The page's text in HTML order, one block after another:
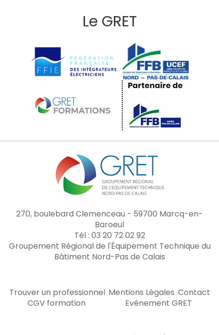
Le GRET
270, boulebard Clemenceau - 59700 Marcq-en-
Baroeul
Tél : 03 20 72 02 92
Groupement Régional de l'Équipement Technique du
Bâtiment Nord-Pas de Calais
Trouver un professionnel Mentions Légales Contact
CGV formation
Evénement GRET